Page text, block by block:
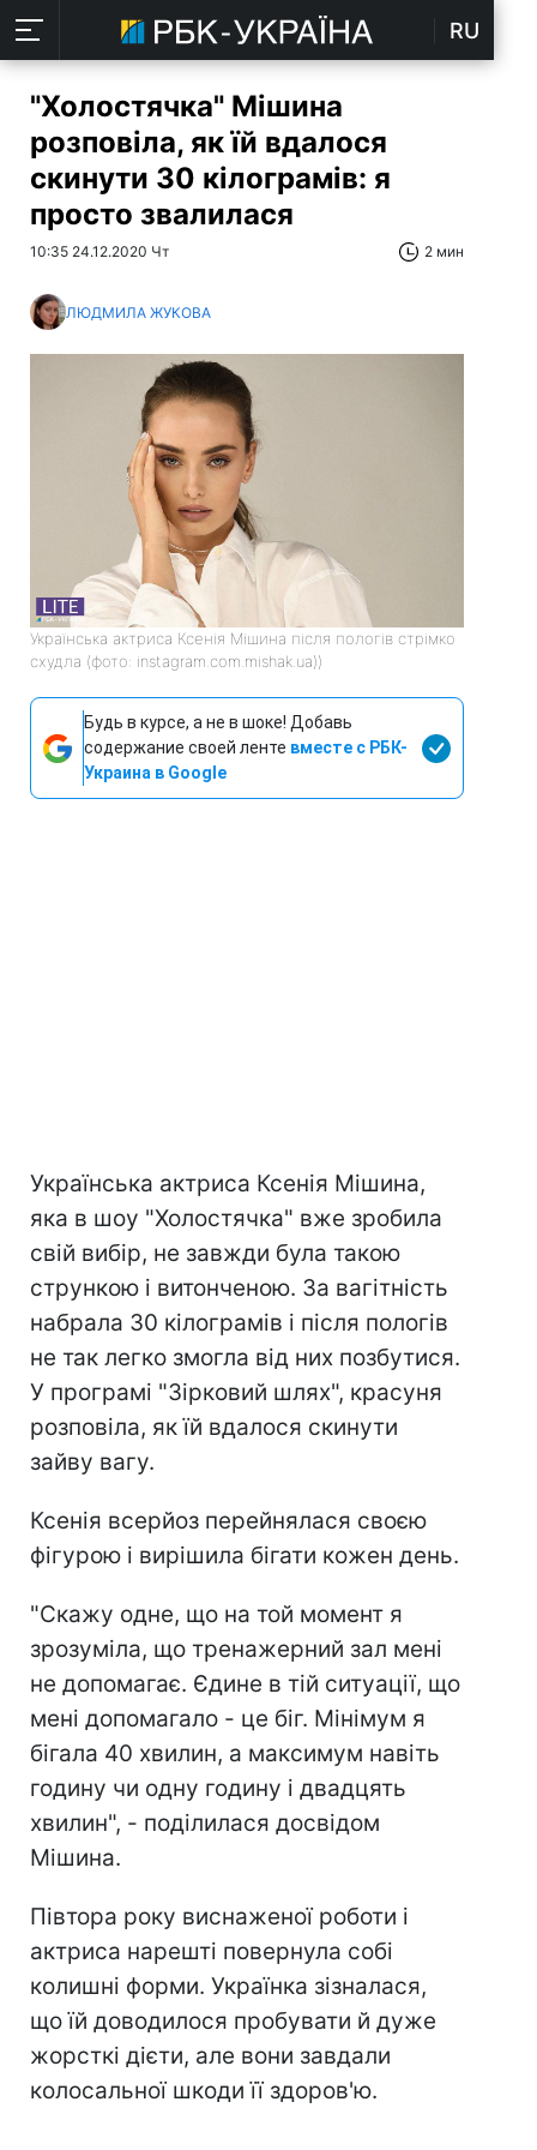
RU
"Холостячка" Мішина
розповіла, як їй вдалося
скинути 30 кілограмів: я
просто звалилася
10:35 24.12.2020 Чт 2 мин
ЛЮДМИЛА ЖУКОВА
Українська актриса Ксенія Мішина після пологів стрімко
схудла (фото: instagram.com.mishak.ua))
Будь в курсе, а не в шоке! Добавь
содержание своей ленте вместе с РБК-
Украина в Google
Українська актриса Ксенія Мішина,
яка в шоу "Холостячка" вже зробила
свій вибір, не завжди була такою
стрункою і витонченою. За вагітність
набрала 30 кілограмів і після пологів
не так легко змогла від них позбутися.
У програмі "Зірковий шлях", красуня
розповіла, як їй вдалося скинути
зайву вагу.
Ксенія всерйоз перейнялася своєю
фігурою і вирішила бігати кожен день.
"Скажу одне, що на той момент я
зрозуміла, що тренажерний зал мені
не допомагає. Єдине в тій ситуації, що
мені допомагало - це біг. Мінімум я
бігала 40 хвилин, а максимум навіть
годину чи одну годину і двадцять
хвилин", - поділилася досвідом
Мішина.
Півтора року виснаженої роботи і
актриса нарешті повернула собі
колишні форми. Українка зізналася,
що їй доводилося пробувати й дуже
жорсткі дієти, але вони завдали
колосальної шкоди її здоров'ю.